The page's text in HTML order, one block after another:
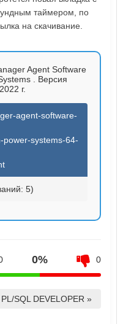
таймером, по
на скачивание.
Agent Software
. Версия
г.
agent-software-
power-systems-64-
5)
0% 0
PL/SQL DEVELOPER »